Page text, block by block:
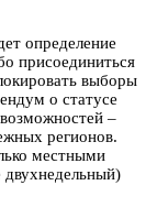
определение
присоединиться
выборы
о статусе
–
регионов.
местными